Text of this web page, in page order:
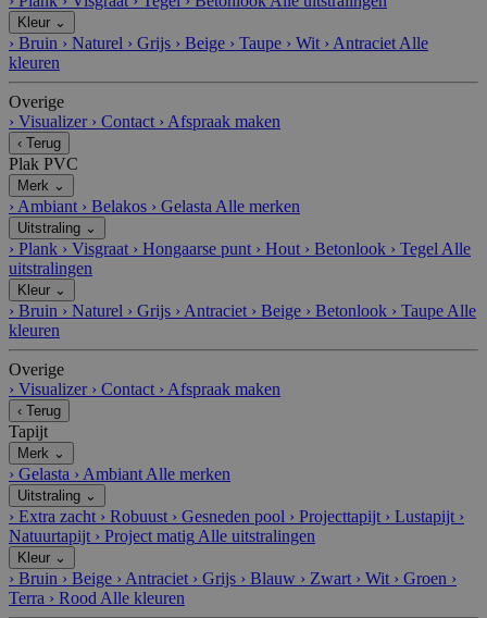
Kleur ⌄
› Bruin › Naturel › Grijs › Beige › Taupe › Wit › Antraciet Alle
kleuren
Overige
› Visualizer › Contact › Afspraak maken
‹ Terug
Plak PVC
Merk ⌄
› Ambiant › Belakos › Gelasta Alle merken
Uitstraling ⌄
› Plank › Visgraat › Hongaarse punt › Hout › Betonlook › Tegel Alle
uitstralingen
Kleur ⌄
› Bruin › Naturel › Grijs › Antraciet › Beige › Betonlook › Taupe Alle
kleuren
Overige
› Visualizer › Contact › Afspraak maken
‹ Terug
Tapijt
Merk ⌄
› Gelasta › Ambiant Alle merken
Uitstraling ⌄
› Extra zacht › Robuust › Gesneden pool › Projecttapijt › Lustapijt ›
Natuurtapijt › Project matig Alle uitstralingen
Kleur ⌄
› Bruin › Beige › Antraciet › Grijs › Blauw › Zwart › Wit › Groen ›
Terra › Rood Alle kleuren